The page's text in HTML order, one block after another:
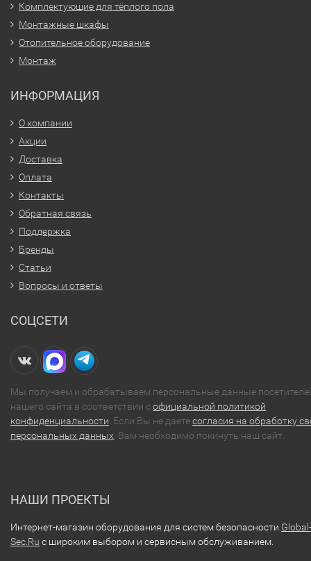
Комплектующие для тёплого пола
Монтажные шкафы
Отопительное оборудование
Монтаж
ИНФОРМАЦИЯ
О компании
Акции
Доставка
Оплата
Контакты
Обратная связь
Поддержка
Бренды
Статьи
Вопросы и ответы
СОЦСЕТИ
Мы получаем и обрабатываем персональные данные
нашего сайта в соответствии софициальной политикой
конфиденциальности . Если Вы не даетесогласия на обработку
персональных данных , Вам необходимо покинуть наш сайт.
НАШИ ПРОЕКТЫ
Интернет-магазин оборудования для систем безопасности Global-
Sec.Ru с широким выбором и сервисным обслуживанием.